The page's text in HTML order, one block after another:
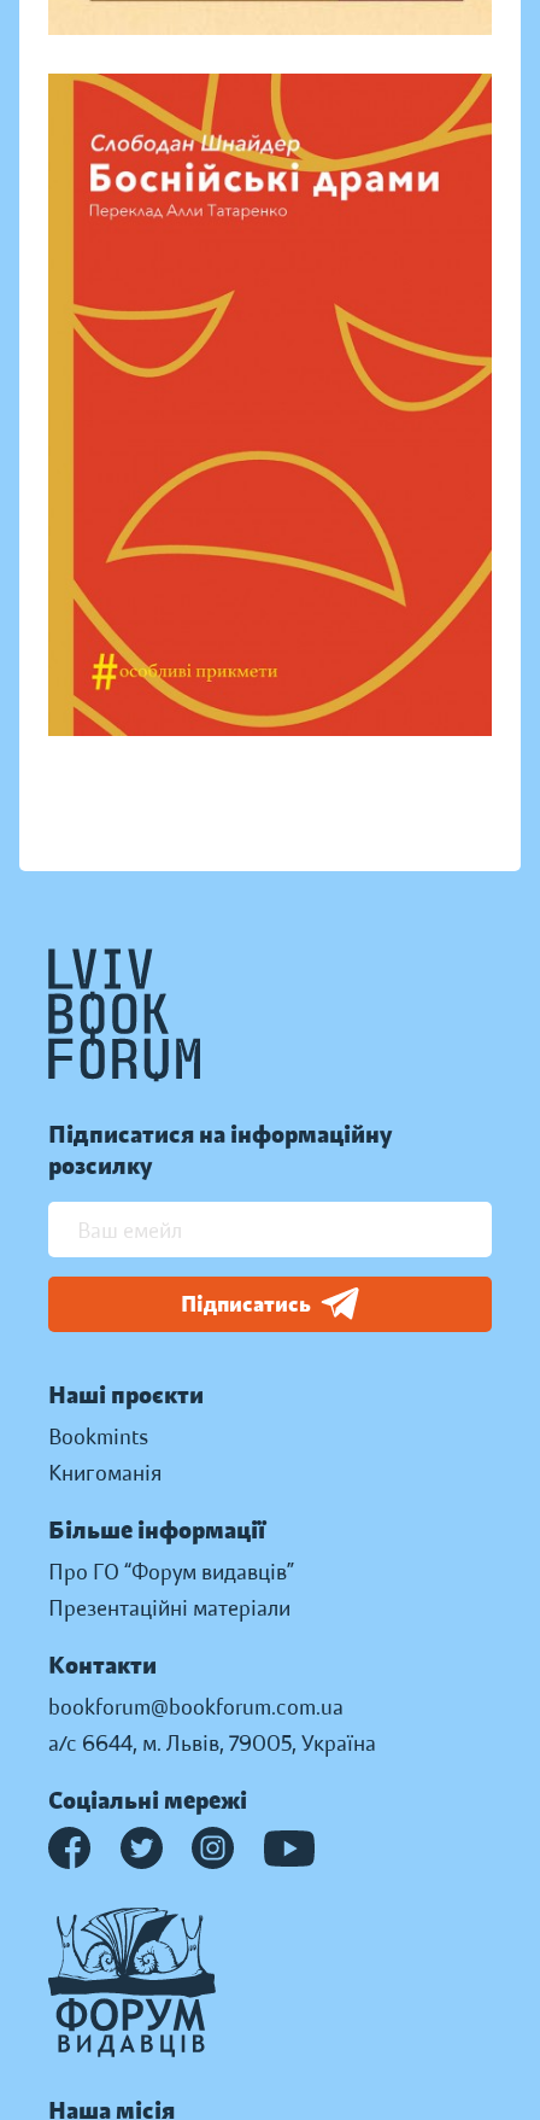
Підписатися на інформаційну
розсилку
Підписатись
Наші проєкти
Bookmints
Книгоманія
Більше інформації
Про ГО “Форум видавців”
Презентаційні матеріали
Контакти
bookforum@bookforum.com.ua
а/с 6644, м. Львів, 79005, Україна
Соціальні мережі
Наша місія